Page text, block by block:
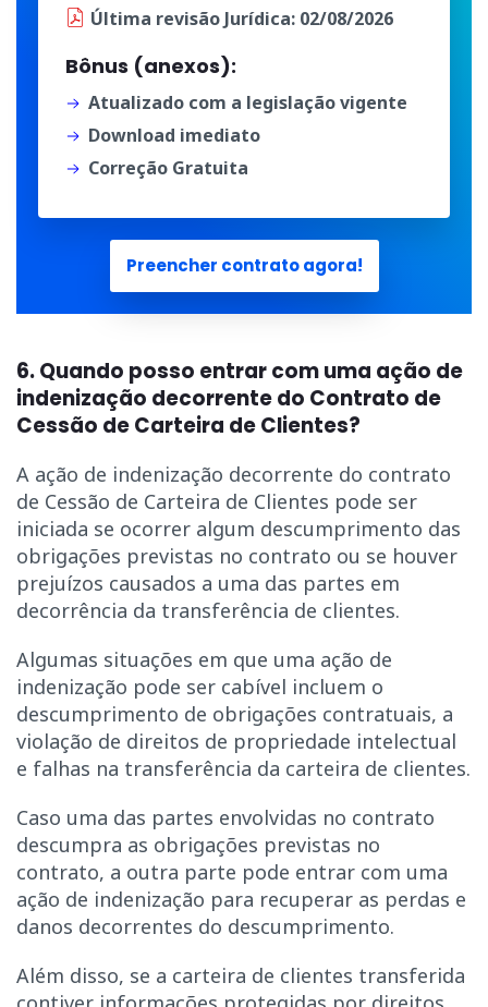
Última revisão Jurídica: 02/08/2026
Bônus (anexos):
Atualizado com a legislação vigente
Download imediato
Correção Gratuita
Preencher contrato agora!
6. Quando posso entrar com uma ação de
indenização decorrente do Contrato de
Cessão de Carteira de Clientes?
A ação de indenização decorrente do contrato
de Cessão de Carteira de Clientes pode ser
iniciada se ocorrer algum descumprimento das
obrigações previstas no contrato ou se houver
prejuízos causados a uma das partes em
decorrência da transferência de clientes.
Algumas situações em que uma ação de
indenização pode ser cabível incluem o
descumprimento de obrigações contratuais, a
violação de direitos de propriedade intelectual
e falhas na transferência da carteira de clientes.
Caso uma das partes envolvidas no contrato
descumpra as obrigações previstas no
contrato, a outra parte pode entrar com uma
ação de indenização para recuperar as perdas e
danos decorrentes do descumprimento.
Além disso, se a carteira de clientes transferida